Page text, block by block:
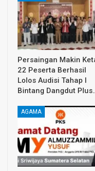
Persaingan Makin
22 Peserta Berhasil
Lolos Audisi Tahap I
Bintang Dangdut
AGAMA